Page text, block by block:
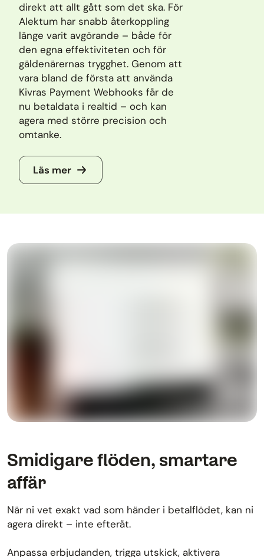
direkt att allt gått som det ska. För
Alektum har snabb återkoppling
länge varit avgörande – både för
den egna effektiviteten och för
gäldenärernas trygghet. Genom att
vara bland de första att använda
Kivras Payment Webhooks får de
nu betaldata i realtid – och kan
agera med större precision och
omtanke.
Läs mer
Smidigare flöden, smartare
affär
När ni vet exakt vad som händer i betalflödet, kan ni
agera direkt – inte efteråt.
Anpassa erbjudanden, trigga utskick, aktivera